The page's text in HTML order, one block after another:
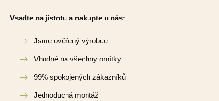
Vsadte na jistotu a nakupte u nás:
Jsme ověřený výrobce
Vhodné na všechny omítky
99% spokojených zákazníků
Jednoduchá montáž